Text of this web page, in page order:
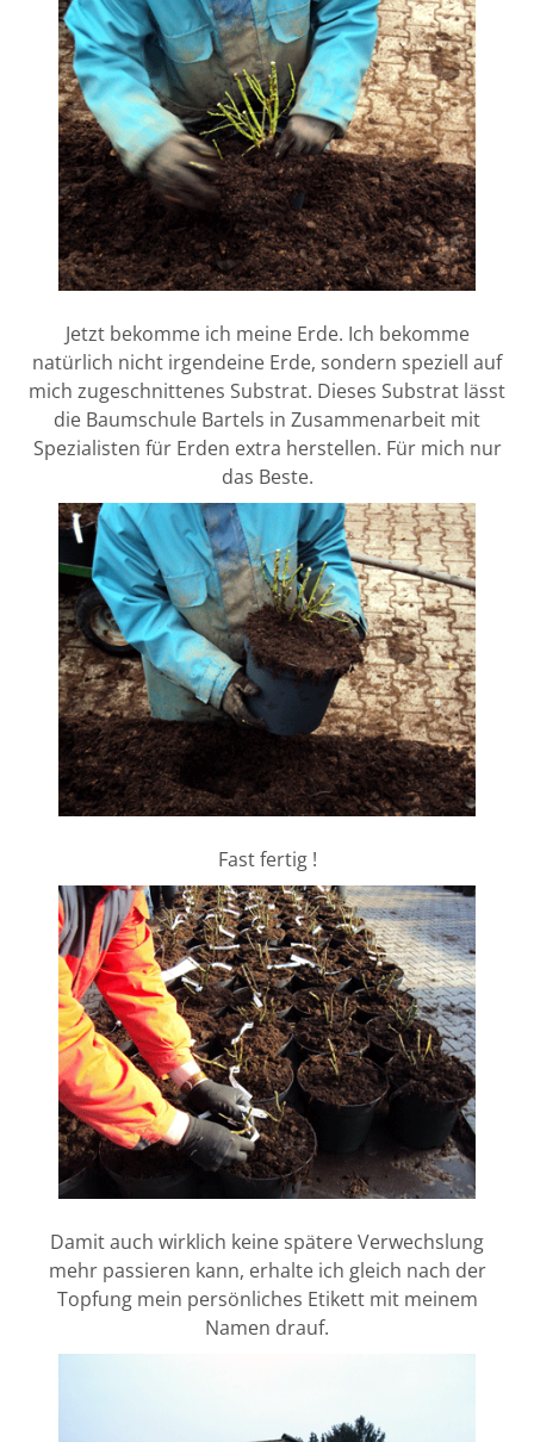
Jetzt bekomme ich meine Erde. Ich bekomme
natürlich nicht irgendeine Erde, sondern speziell auf
mich zugeschnittenes Substrat. Dieses Substrat lässt
die Baumschule Bartels in Zusammenarbeit mit
Spezialisten für Erden extra herstellen. Für mich nur
das Beste.
Fast fertig !
Damit auch wirklich keine spätere Verwechslung
mehr passieren kann, erhalte ich gleich nach der
Topfung mein persönliches Etikett mit meinem
Namen drauf.